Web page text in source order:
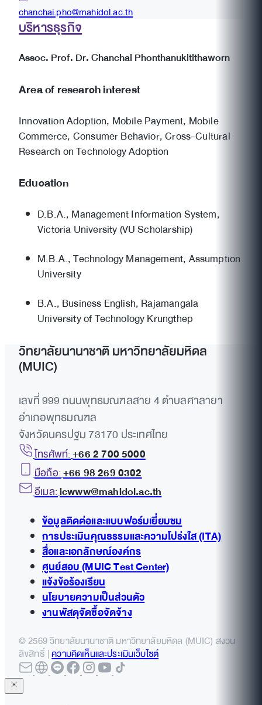
chanchai.pho@mahidol.ac.th
บริหารธุรกิจ
Assoc. Prof. Dr. Chanchai Phonthanukitithaworn
Area of research interest
Innovation Adoption, Mobile Payment, Mobile
Commerce, Consumer Behavior, Cross-Cultural
Research on Technology Adoption
Education
D.B.A., Management Information System,
Victoria University (VU Scholarship)
M.B.A., Technology Management, Assumption
University
B.A., Business English, Rajamangala
University of Technology Krungthep
วิทยาลัยนานาชาติ มหาวิทยาลัยมหิดล
(MUIC)
เลขที่ 999 ถนนพุทธมณฑลสาย 4 ตำบลศาลายา
อำเภอพุทธมณฑล
จังหวัดนครปฐม 73170 ประเทศไทย
โทรศัพท์:+66 2 700 5000
มือถือ:+66 98 269 0302
อีเมล:icwww@mahidol.ac.th
ข้อมูลติดต่อและแบบฟอร์มเยี่ยมชม
การประเมินคุณธรรมและความโปร่งใส (ITA)
สื่อและเอกลักษณ์องค์กร
ศูนย์สอบ (MUIC Test Center)
แจ้งข้อร้องเรียน
นโยบายความเป็นส่วนตัว
งานพัสดุจัดซื้อจัดจ้าง
© 2569 วิทยาลัยนานาชาติ มหาวิทยาลัยมหิดล (MUIC) สงวน
ลิขสิทธิ์ |ความคิดเห็นและประเมินเว็บไซต์